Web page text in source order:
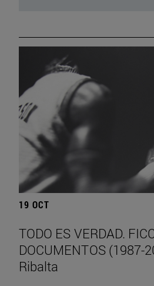
19 OCT
TODO ES VERDAD.
DOCUMENTOS (1987-
Ribalta